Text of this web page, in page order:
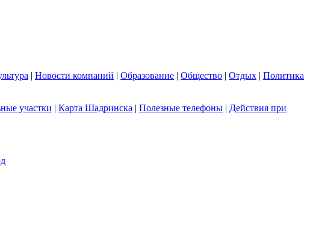
| Новости компаний | Образование | Общество | Отдых | Политика
участки | Карта Шадринска | Полезные телефоны | Действия при